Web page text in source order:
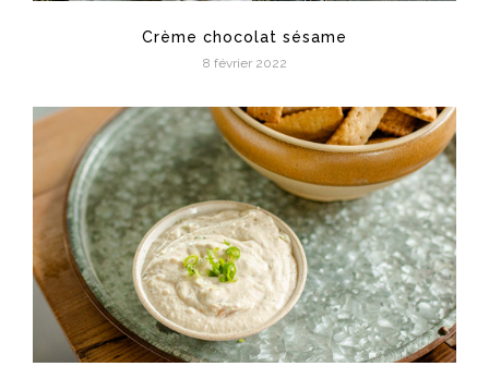
Crème chocolat sésame
8 février 2022